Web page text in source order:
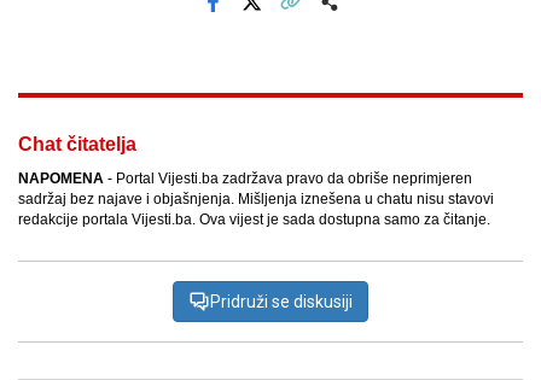
Chat čitatelja
NAPOMENA - Portal Vijesti.ba zadržava pravo da obriše neprimjeren
sadržaj bez najave i objašnjenja. Mišljenja iznešena u chatu nisu stavovi
redakcije portala Vijesti.ba. Ova vijest je sada dostupna samo za čitanje.
Pridruži se diskusiji